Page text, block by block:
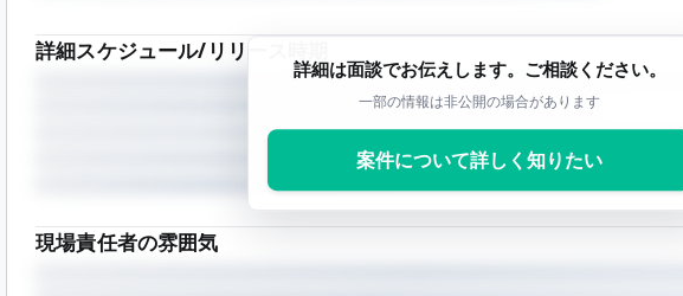
詳細スケジュール/リリース時期
現場責任者の雰囲気
詳細は面談でお伝えします。ご相談ください。
一部の情報は非公開の場合があります
案件について詳しく知りたい